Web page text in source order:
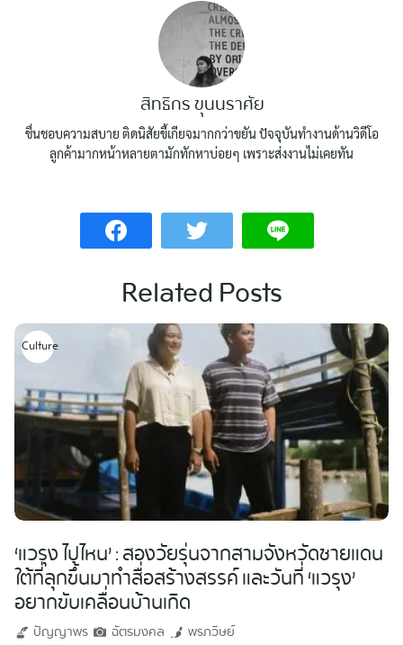
สิทธิกร ขุนนราศัย
ชื่นชอบความสบาย ติดนิสัยขี้เกียจมากกว่าขยัน ปัจจุบันทำงานด้านวิดีโอ
ลูกค้ามากหน้าหลายตามักทักหาบ่อยๆ เพราะส่งงานไม่เคยทัน
Related Posts
Culture
‘แวรุง ไปไหน’ : สองวัยรุ่นจากสามจังหวัดชายแดน
ใต้ที่ลุกขึ้นมาทำสื่อสร้างสรรค์ และวันที่ ‘แวรุง’
อยากขับเคลื่อนบ้านเกิด
ปัญญาพร ฉัตรมงคล
พรภวิษย์